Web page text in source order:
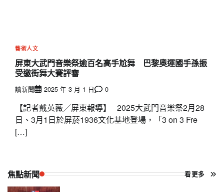
藝術人文
屏東大武門音樂祭逾百名高手尬舞 巴黎奧運國手孫振
受邀街舞大賽評審
讀新聞 2025 年 3 月 1 日 0
【記者戴英薇／屏東報導】 2025大武門音樂祭2月28
日、3月1日於屏菸1936文化基地登場，「3 on 3 Fre
[…]
焦點新聞 看更多